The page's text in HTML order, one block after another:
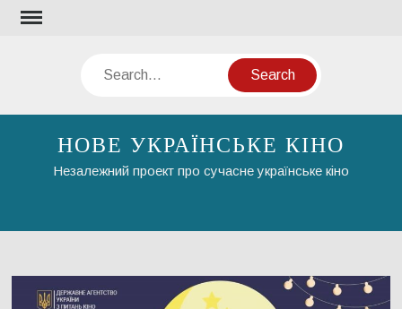
Skip
Search
НОВЕ УКРАЇНСЬКЕ КІНО
Незалежний проект про сучасне українське кіно